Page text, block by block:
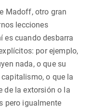
Madoff, otro gran
lecciones
es cuando desbarra
por ejemplo,
nada, o que su
o que la
de la extorsión o la
pero igualmente